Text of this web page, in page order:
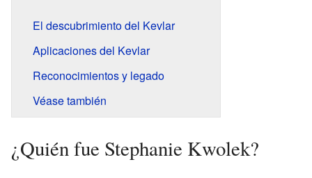
El descubrimiento del Kevlar
Aplicaciones del Kevlar
Reconocimientos y legado
Véase también
¿Quién fue Stephanie Kwolek?